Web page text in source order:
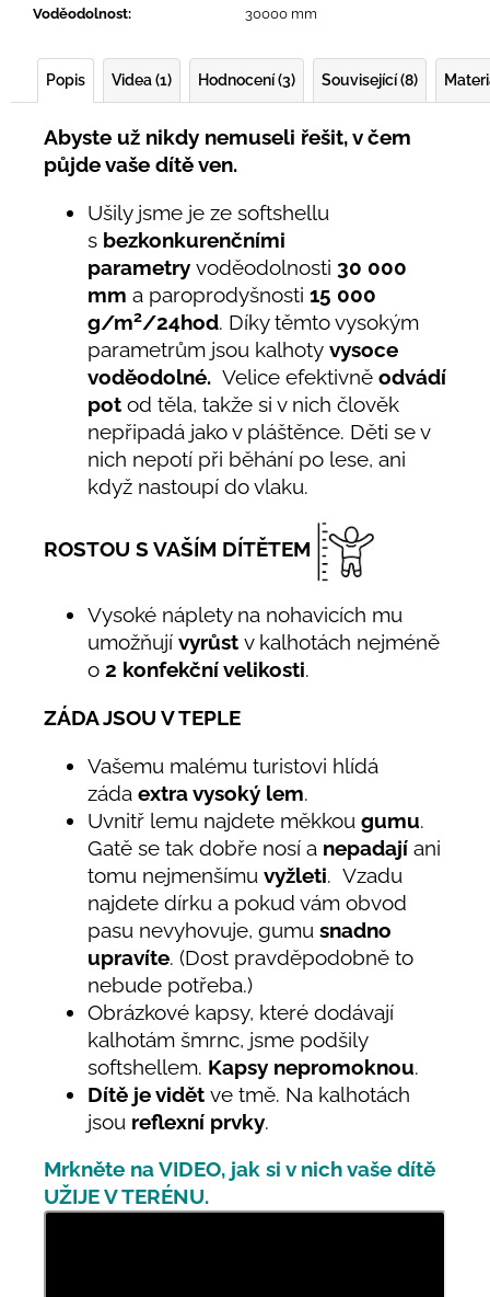
Voděodolnost: 30000 mm
Popis Videa (1) Hodnocení (3) Související (8)
Abyste už nikdy nemuseli řešit, v čem
půjde vaše dítě ven.
Ušily jsme je ze softshellu
s bezkonkurenčními
parametry voděodolnosti 30 000
mm a paroprodyšnosti 15 000
g/m2/24hod. Díky těmto vysokým
parametrům jsou kalhoty vysoce
voděodolné. Velice efektivně odvádí
pot od těla, takže si v nich člověk
nepřipadá jako v pláštěnce. Děti se v
nich nepotí při běhání po lese, ani
když nastoupí do vlaku.
ROSTOU S VAŠÍM DÍTĚTEM
Vysoké náplety na nohavicích mu
umožňují vyrůst v kalhotách nejméně
o 2 konfekční velikosti.
ZÁDA JSOU V TEPLE
Vašemu malému turistovi hlídá
záda extra vysoký lem.
Uvnitř lemu najdete měkkou gumu.
Gatě se tak dobře nosí a nepadají ani
tomu nejmenšímu vyžleti. Vzadu
najdete dírku a pokud vám obvod
pasu nevyhovuje, gumu snadno
upravíte. (Dost pravděpodobně to
nebude potřeba.)
Obrázkové kapsy, které dodávají
kalhotám šmrnc, jsme podšily
softshellem. Kapsy nepromoknou.
Dítě je vidět ve tmě. Na kalhotách
jsou reflexní prvky.
Mrkněte na VIDEO, jak si v nich vaše dítě
UŽIJE V TERÉNU.